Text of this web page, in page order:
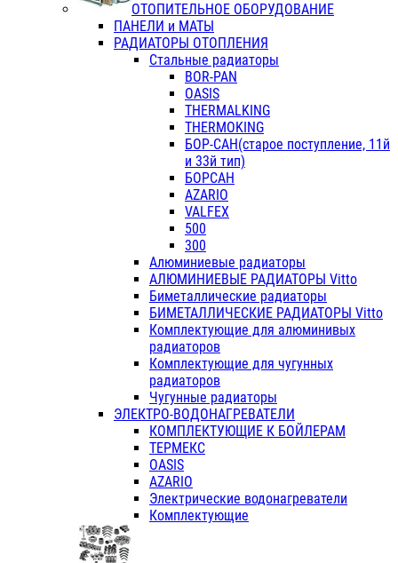
ОТОПИТЕЛЬНОЕ ОБОРУДОВАНИЕ
ПАНЕЛИ и МАТЫ
РАДИАТОРЫ ОТОПЛЕНИЯ
Стальные радиаторы
BOR-PAN
OASIS
THERMALKING
THERMOKING
БОР-САН(старое поступление, 11й
и 33й тип)
БОРСАН
AZARIO
VALFEX
500
300
Алюминиевые радиаторы
АЛЮМИНИЕВЫЕ РАДИАТОРЫ Vitto
Биметаллические радиаторы
БИМЕТАЛЛИЧЕСКИЕ РАДИАТОРЫ Vitto
Комплектующие для алюминивых
радиаторов
Комплектующие для чугунных
радиаторов
Чугунные радиаторы
ЭЛЕКТРО-ВОДОНАГРЕВАТЕЛИ
КОМПЛЕКТУЮЩИЕ К БОЙЛЕРАМ
ТЕРМЕКС
OASIS
AZARIO
Электрические водонагреватели
Комплектующие